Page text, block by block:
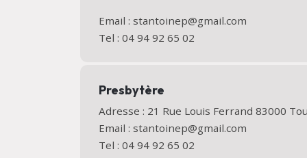
Email : stantoinep@gmail.com
Tel : 04 94 92 65 02
Presbytère
Adresse : 21 Rue Louis Ferrand 83000
Email : stantoinep@gmail.com
Tel : 04 94 92 65 02